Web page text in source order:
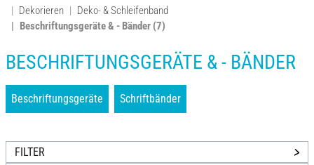
Dekorieren
Deko- & Schleifenband
Beschriftungsgeräte & - Bänder (7)
BESCHRIFTUNGSGERÄTE & - BÄNDER
Beschriftungsgeräte Schriftbänder
FILTER